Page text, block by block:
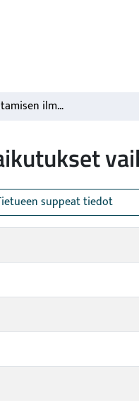
Soiden ennallistamisen ilmastovaikutukset vaihtelevat
suppeat tiedot